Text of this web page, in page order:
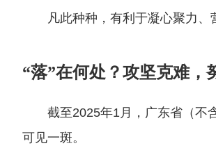
凡此种种，有利于凝心聚力、
“落”在何处？攻坚克难，
截至2025年1月，广东省（不
可见一斑。